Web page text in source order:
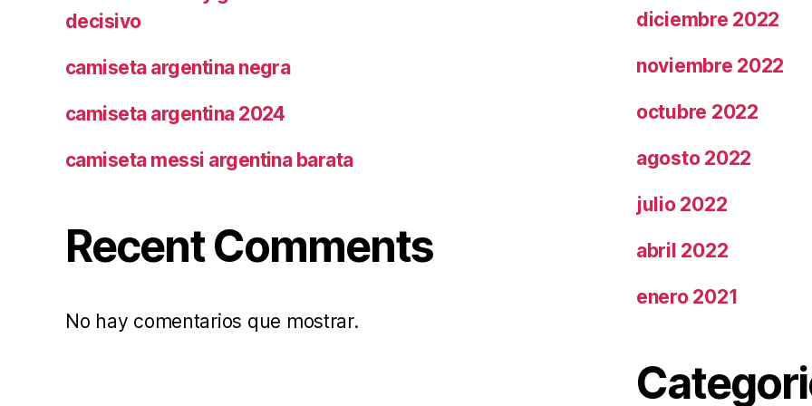
decisivo
camiseta argentina negra
camiseta argentina 2024
camiseta messi argentina barata
Recent Comments
No hay comentarios que mostrar.
diciembre 2022
noviembre 2022
octubre 2022
agosto 2022
julio 2022
abril 2022
enero 2021